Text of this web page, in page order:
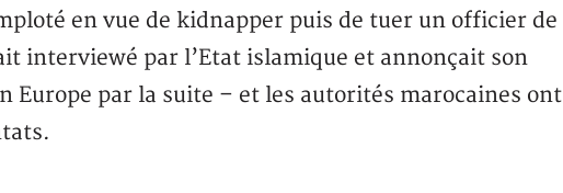
en vue de kidnapper puis de tuer un officier de
interviewé par l’Etat islamique et annonçait son
Europe par la suite – et les autorités marocaines ont